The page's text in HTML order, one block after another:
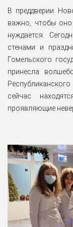
В преддверии
важно, чтобы
нуждается.
стенами и
Гомельского
принесла
сейчас
проявляющие